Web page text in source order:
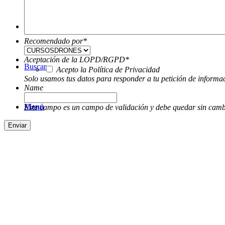
Buscar
Menú
Recomendado por*
Aceptación de la LOPD/RGPD*
Acepto la Política de Privacidad
Solo usamos tus datos para responder a tu petición de
Name
Este campo es un campo de validación y debe quedar sin